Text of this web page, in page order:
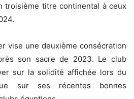
troisième titre continental à ceux
vise une deuxième consécration
son sacre de 2023. Le club
sur la solidité affichée lors du
sur ses récentes bonnes